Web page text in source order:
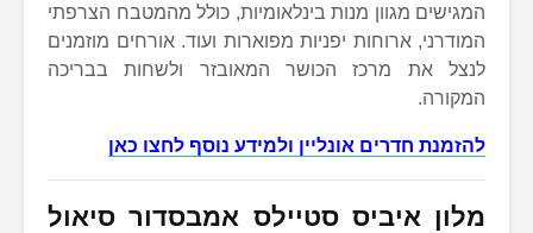
המגישים מגוון מנות בינלאומיות, כולל מהמטבח הצרפתי
המודרני, ארוחות יפניות מפוארות ועוד. אורחים מוזמנים
לנצל את מרכז הכושר המאובזר ולשחות בבריכה
המקורה.
להזמנת חדרים אונליין ולמידע נוסף לחצו כאן
מלון איביס סטיילס אמבסדור סיאול